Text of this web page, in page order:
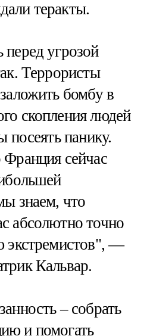
теракты.
угрозой
Террористы
бомбу в
скопления людей
посеять панику.
сейчас
знаем, что
абсолютно точно
экстремистов", —
Кальвар.
– собрать
и помогать